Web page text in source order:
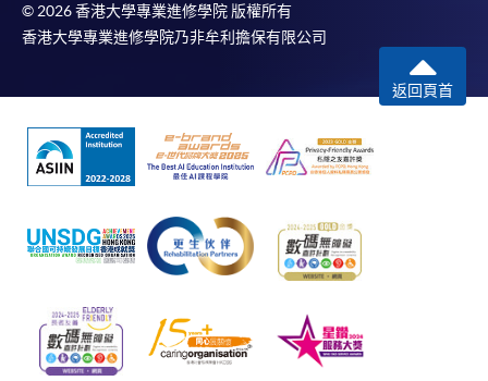
© 2026 香港大學專業進修學院 版權所有
香港大學專業進修學院乃非牟利擔保有限公司
返回頁首